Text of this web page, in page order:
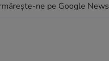
ne pe Google News